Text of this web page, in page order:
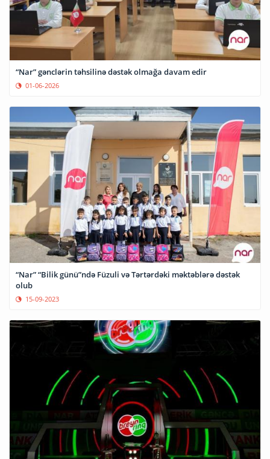
“Nar” gənclərin təhsilinə dəstək olmağa davam edir
01-06-2026
“Nar” “Bilik günü”ndə Füzuli və Tərtərdəki məktəblərə dəstək
olub
15-09-2023